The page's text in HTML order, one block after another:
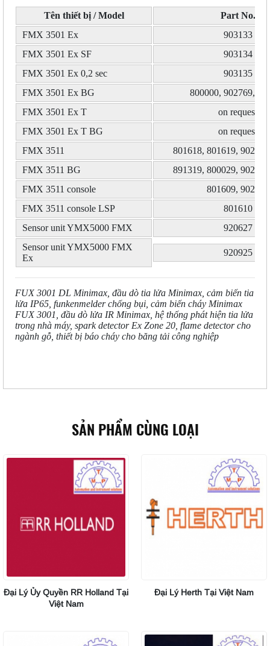
Tên thiết bị / Model
Part No.
FMX 3501 Ex
903133
FMX 3501 Ex SF
903134
FMX 3501 Ex 0,2 sec
903135
FMX 3501 Ex BG
800000, 902769,
FMX 3501 Ex T
on request
FMX 3501 Ex T BG
on request
FMX 3511
801618, 801619,
FMX 3511 BG
891319, 800029,
FMX 3511 console
801609, 902534
FMX 3511 console LSP
801610
Sensor unit YMX5000 FMX
920627
Sensor unit YMX5000 FMX
Ex
920925
FUX 3001 DL Minimax, đầu dò tia lửa Minimax, cảm biến tia
lửa IP65, funkenmelder chống bụi, cảm biến cháy Minimax
FUX 3001, đầu dò lửa IR Minimax, hệ thống phát hiện tia lửa
trong nhà máy, spark detector Ex Zone 20, flame detector cho
ngành gỗ, thiết bị báo cháy cho băng tải công nghiệp
SẢN PHẨM CÙNG LOẠI
Đại Lý Ủy Quyền RR Holland Tại
Việt Nam
Đại Lý Herth Tại Việt Nam